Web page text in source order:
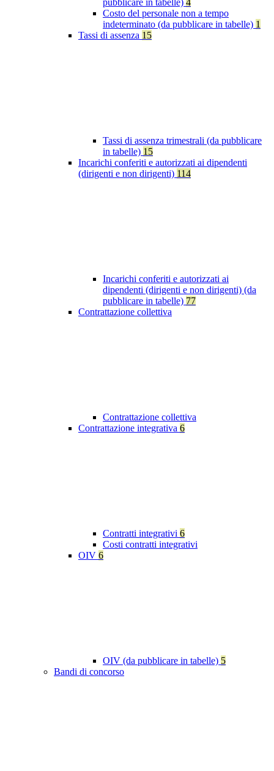
pubblicare in tabelle) 4
Costo del personale non a tempo
indeterminato (da pubblicare in tabelle) 1
Tassi di assenza 15
Tassi di assenza trimestrali (da pubblicare
in tabelle) 15
Incarichi conferiti e autorizzati ai dipendenti
(dirigenti e non dirigenti) 114
Incarichi conferiti e autorizzati ai
dipendenti (dirigenti e non dirigenti) (da
pubblicare in tabelle) 77
Contrattazione collettiva
Contrattazione collettiva
Contrattazione integrativa 6
Contratti integrativi 6
Costi contratti integrativi
OIV 6
OIV (da pubblicare in tabelle) 5
Bandi di concorso